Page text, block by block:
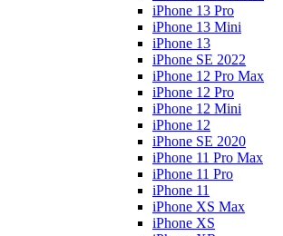
iPhone 13 Pro
iPhone 13 Mini
iPhone 13
iPhone SE 2022
iPhone 12 Pro Max
iPhone 12 Pro
iPhone 12 Mini
iPhone 12
iPhone SE 2020
iPhone 11 Pro Max
iPhone 11 Pro
iPhone 11
iPhone XS Max
iPhone XS